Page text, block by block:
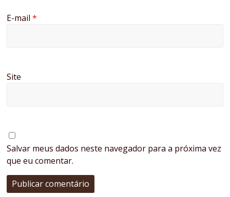
E-mail*
Site
Salvar meus dados neste navegador para a próxima vez
que eu comentar.